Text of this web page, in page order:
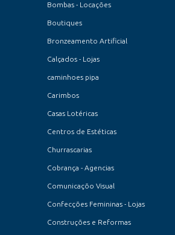
Bombas - Locações
Boutiques
Bronzeamento Artificial
Calçados - Lojas
caminhoes pipa
Carimbos
Casas Lotéricas
Centros de Estéticas
Churrascarias
Cobrança - Agencias
Comunicaçõo Visual
Confecções Femininas - Lojas
Construções e Reformas